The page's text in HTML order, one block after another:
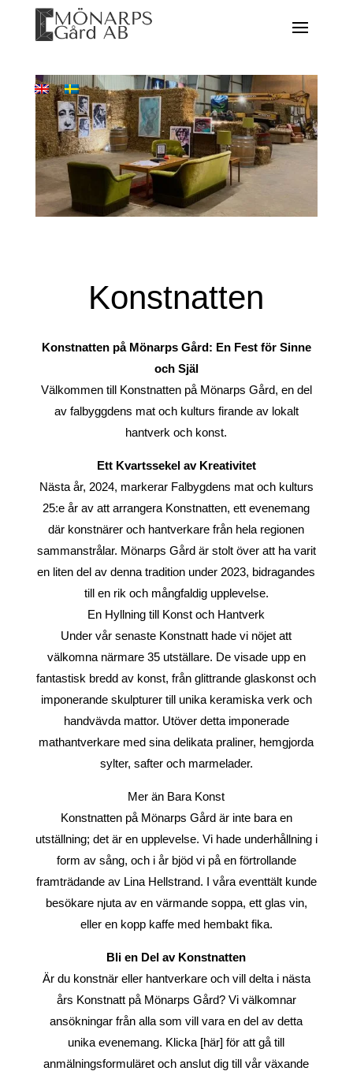
Konstnatten
Konstnatten på Mönarps Gård: En Fest för Sinne
och Själ
Välkommen till Konstnatten på Mönarps Gård, en del
av falbyggdens mat och kulturs firande av lokalt
hantverk och konst.
Ett Kvartssekel av Kreativitet
Nästa år, 2024, markerar Falbygdens mat och kulturs
25:e år av att arrangera Konstnatten, ett evenemang
där konstnärer och hantverkare från hela regionen
sammanstrålar. Mönarps Gård är stolt över att ha varit
en liten del av denna tradition under 2023, bidragandes
till en rik och mångfaldig upplevelse.
En Hyllning till Konst och Hantverk
Under vår senaste Konstnatt hade vi nöjet att
välkomna närmare 35 utställare. De visade upp en
fantastisk bredd av konst, från glittrande glaskonst och
imponerande skulpturer till unika keramiska verk och
handvävda mattor. Utöver detta imponerade
mathantverkare med sina delikata praliner, hemgjorda
sylter, safter och marmelader.
Mer än Bara Konst
Konstnatten på Mönarps Gård är inte bara en
utställning; det är en upplevelse. Vi hade underhållning i
form av sång, och i år bjöd vi på en förtrollande
framträdande av Lina Hellstrand. I våra eventtält kunde
besökare njuta av en värmande soppa, ett glas vin,
eller en kopp kaffe med hembakt fika.
Bli en Del av Konstnatten
Är du konstnär eller hantverkare och vill delta i nästa
års Konstnatt på Mönarps Gård? Vi välkomnar
ansökningar från alla som vill vara en del av detta
unika evenemang. Klicka [här] för att gå till
anmälningsformuläret och anslut dig till vår växande